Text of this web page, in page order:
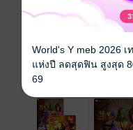
ความยาว
เล่มอื่นๆ ในซีรีส์
World's Y meb 2026
แห่งปี ลดสุดฟิน สูงสุด
69